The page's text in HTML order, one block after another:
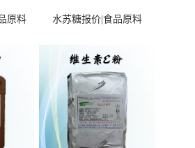
原料 水苏糖报价|食品原料